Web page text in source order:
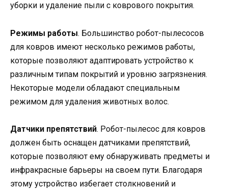
уборки и удаление пыли с коврового покрытия.
Режимы работы. Большинство робот-пылесосов
для ковров имеют несколько режимов работы,
которые позволяют адаптировать устройство к
различным типам покрытий и уровню загрязнения.
Некоторые модели обладают специальным
режимом для удаления животных волос.
Датчики препятствий. Робот-пылесос для ковров
должен быть оснащен датчиками препятствий,
которые позволяют ему обнаруживать предметы и
инфракрасные барьеры на своем пути. Благодаря
этому устройство избегает столкновений и